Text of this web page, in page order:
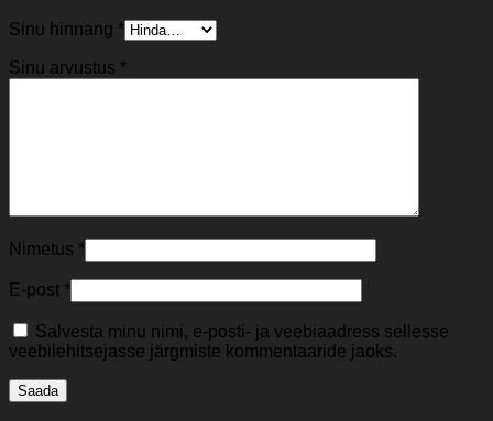
Sinu hinnang *
Sinu arvustus *
Nimetus *
E-post *
Salvesta minu nimi, e-posti- ja veebiaadress sellesse
veebilehitsejasse järgmiste kommentaaride jaoks.